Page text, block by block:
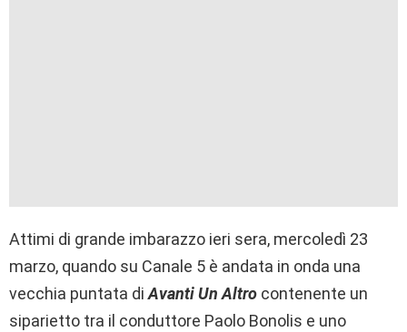
Attimi di grande imbarazzo ieri sera, mercoledì 23
marzo, quando su Canale 5 è andata in onda una
vecchia puntata diAvanti Un Altro contenente un
siparietto tra il conduttore Paolo Bonolis e uno